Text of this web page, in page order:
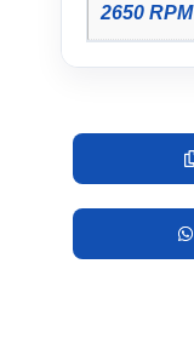
2650 RPM